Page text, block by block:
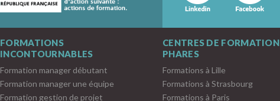
FORMATIONS
INCONTOURNABLES
Formation manager débutant
Formation manager une équipe
Formation gestion de projet
CENTRES DE FORMATION
PHARES
Formations à Lille
Formations à Strasbourg
Formations à Paris